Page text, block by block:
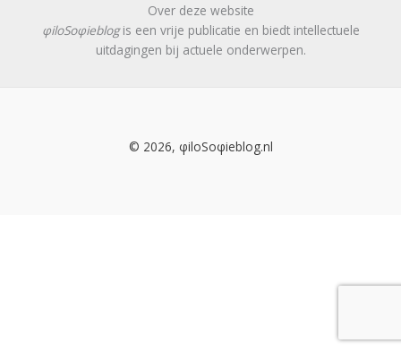
Over deze website
φiloSoφieblogis een vrije publicatie en biedt intellectuele
uitdagingen bij actuele onderwerpen.
© 2026, φiloSoφieblog.nl